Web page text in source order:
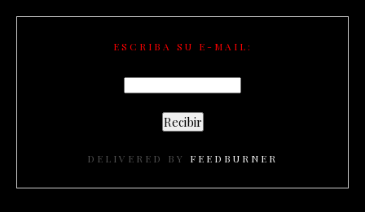
ESCRIBA SU E-MAIL:
DELIVERED BY FEEDBURNER